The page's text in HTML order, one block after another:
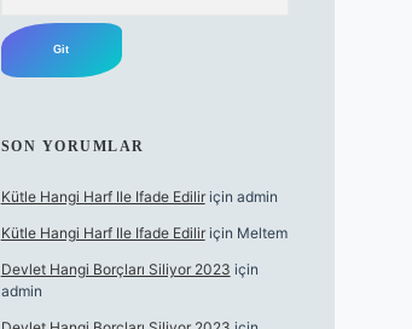
SON YORUMLAR
Kütle Hangi Harf Ile Ifade Ediliriçin admin
Kütle Hangi Harf Ile Ifade Ediliriçin Meltem
Devlet Hangi Borçları Siliyor 2023 için
admin